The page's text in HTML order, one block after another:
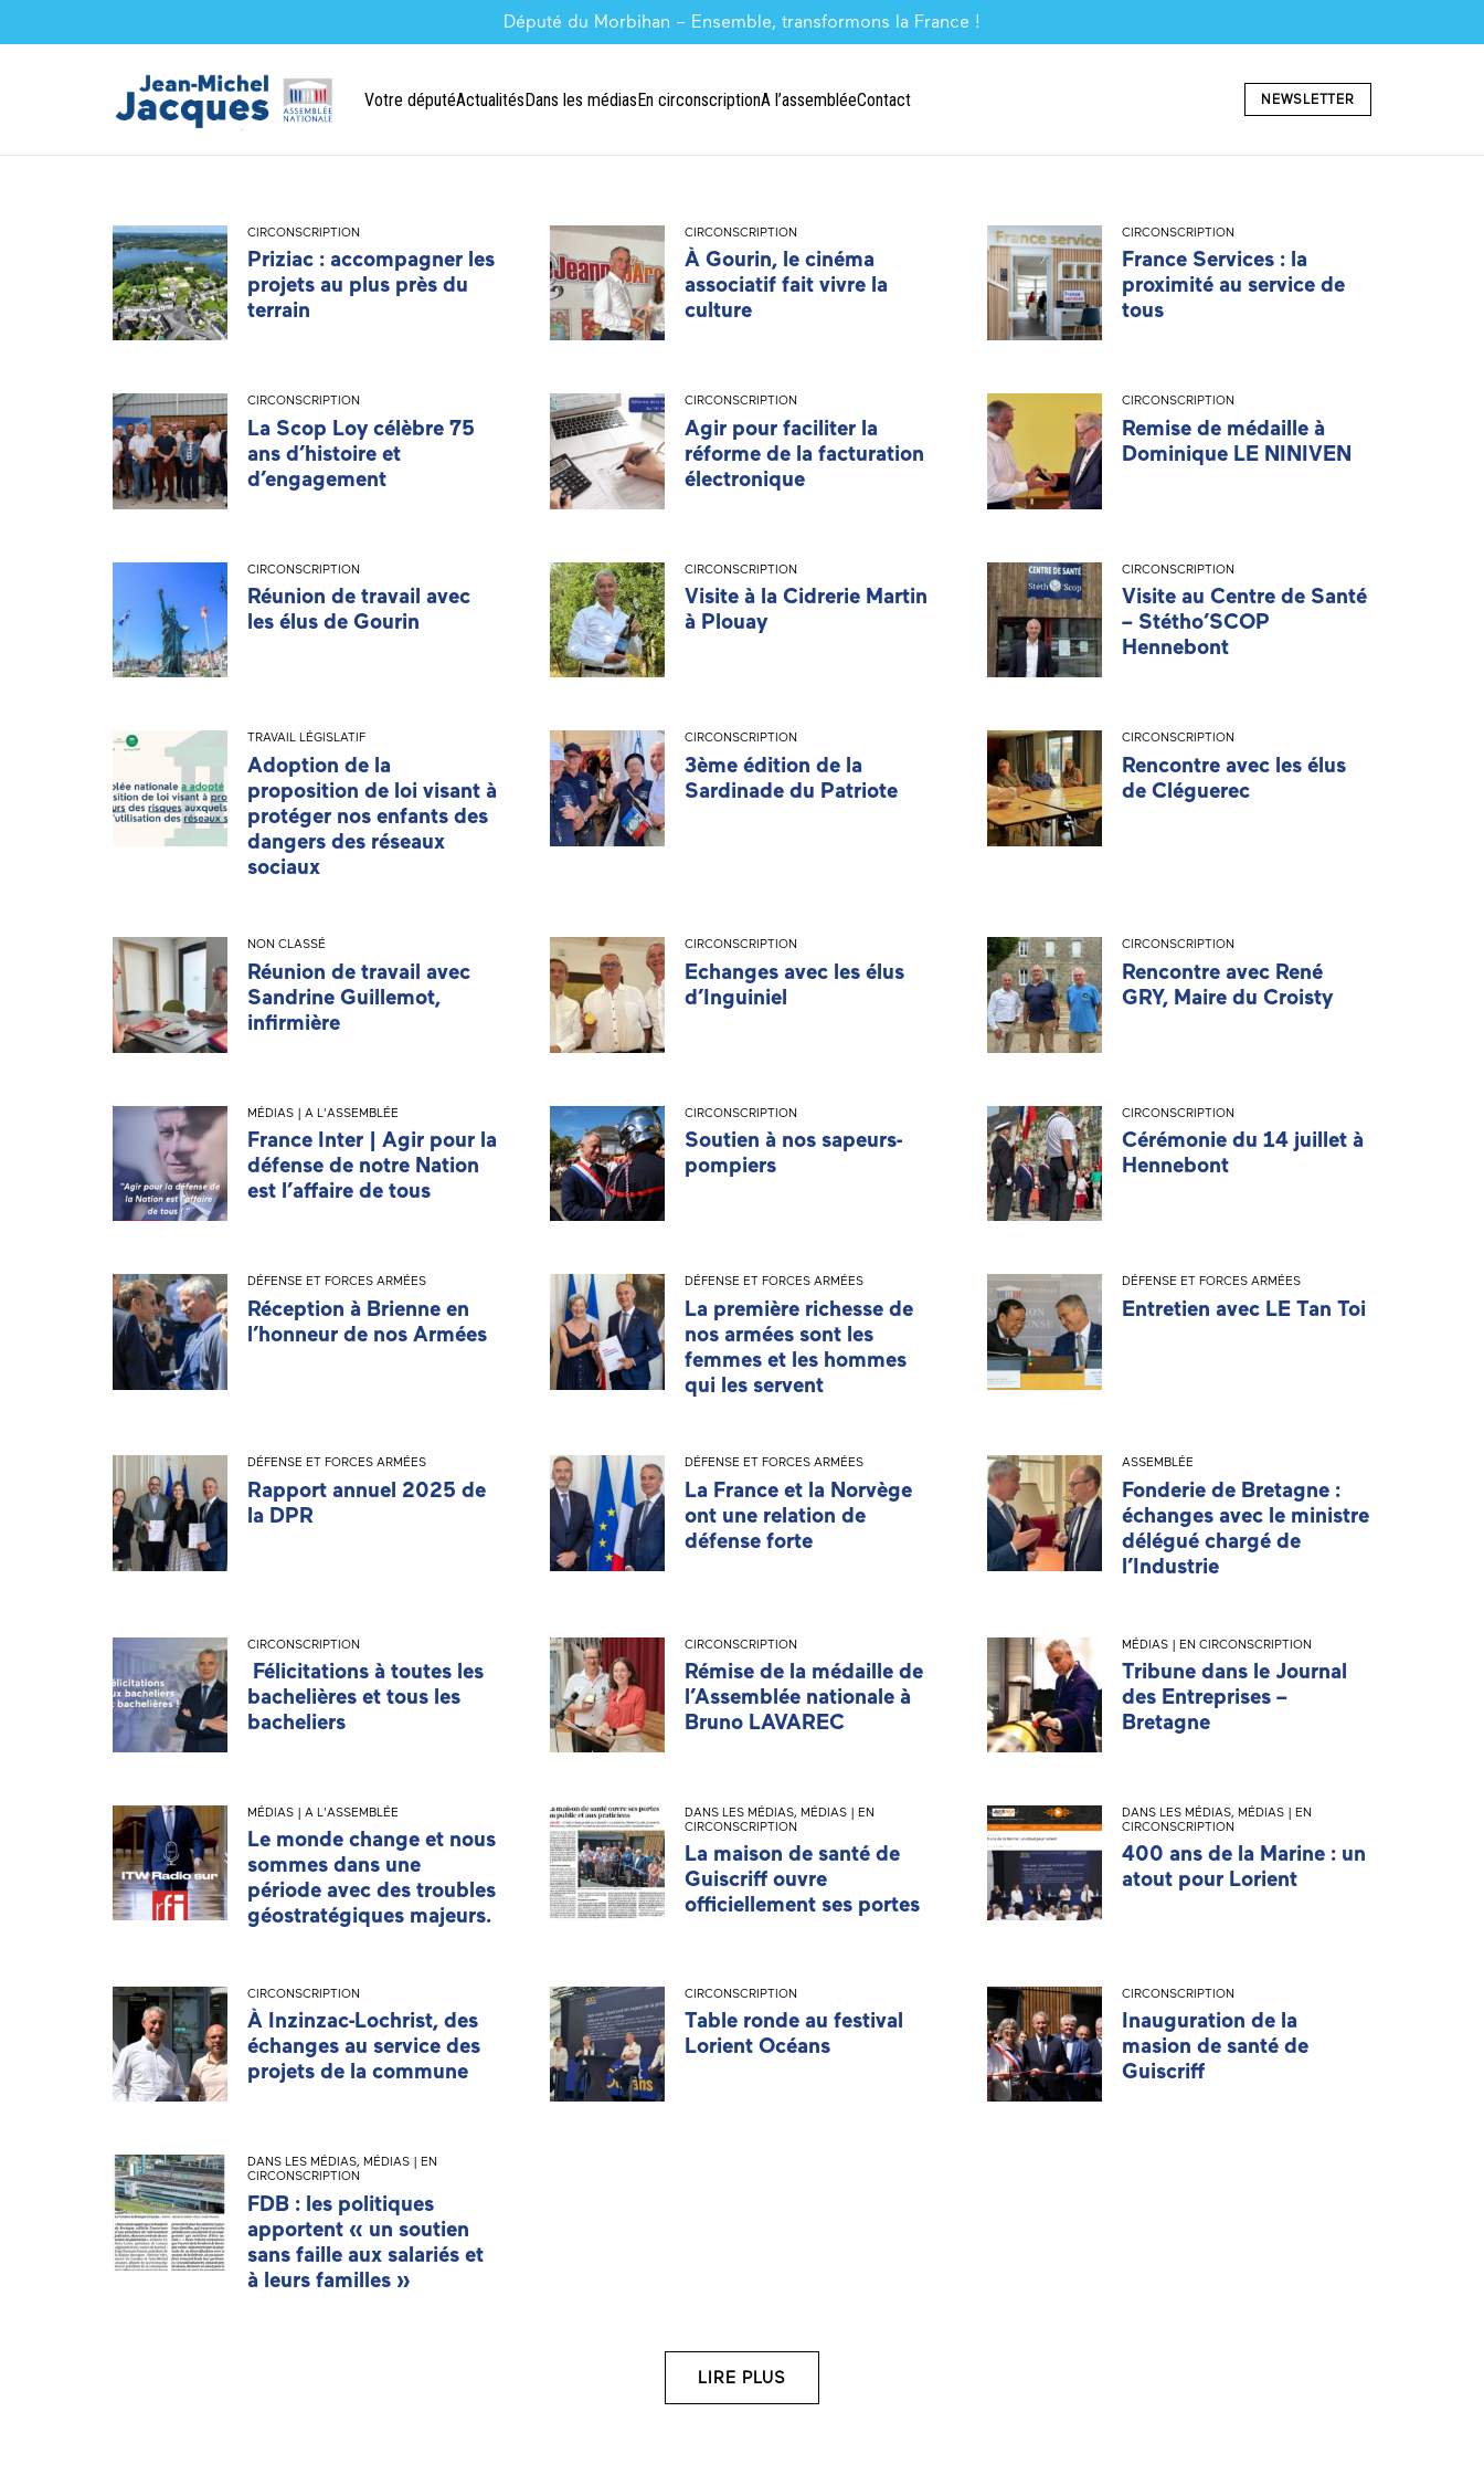
Député du Morbihan – Ensemble, transformons la France !
Votre députéActualitésDans les médiasEn circonscriptionA l’assembléeContact NEWSLETTER
CIRCONSCRIPTION
Priziac : accompagner les
projets au plus près du
terrain
CIRCONSCRIPTION
À Gourin, le cinéma
associatif fait vivre la
culture
CIRCONSCRIPTION
France Services : la
proximité au service de
tous
CIRCONSCRIPTION
La Scop Loy célèbre 75
ans d’histoire et
d’engagement
CIRCONSCRIPTION
Agir pour faciliter la
réforme de la facturation
électronique
CIRCONSCRIPTION
Remise de médaille à
Dominique LE NINIVEN
CIRCONSCRIPTION
Réunion de travail avec
les élus de Gourin
CIRCONSCRIPTION
Visite à la Cidrerie Martin
à Plouay
CIRCONSCRIPTION
Visite au Centre de Santé
– Stétho’SCOP
Hennebont
TRAVAIL LÉGISLATIF
Adoption de la
proposition de loi visant à
protéger nos enfants des
dangers des réseaux
sociaux
CIRCONSCRIPTION
3ème édition de la
Sardinade du Patriote
CIRCONSCRIPTION
Rencontre avec les élus
de Cléguerec
NON CLASSÉ
Réunion de travail avec
Sandrine Guillemot,
infirmière
CIRCONSCRIPTION
Echanges avec les élus
d’Inguiniel
CIRCONSCRIPTION
Rencontre avec René
GRY, Maire du Croisty
MÉDIAS | A L'ASSEMBLÉE
France Inter | Agir pour la
défense de notre Nation
est l’affaire de tous
CIRCONSCRIPTION
Soutien à nos sapeurs-
pompiers
CIRCONSCRIPTION
Cérémonie du 14 juillet à
Hennebont
DÉFENSE ET FORCES ARMÉES
Réception à Brienne en
l’honneur de nos Armées
DÉFENSE ET FORCES ARMÉES
La première richesse de
nos armées sont les
femmes et les hommes
qui les servent
DÉFENSE ET FORCES ARMÉES
Entretien avec LE Tan Toi
DÉFENSE ET FORCES ARMÉES
Rapport annuel 2025 de
la DPR
DÉFENSE ET FORCES ARMÉES
La France et la Norvège
ont une relation de
défense forte
ASSEMBLÉE
Fonderie de Bretagne :
échanges avec le ministre
délégué chargé de
l’Industrie
CIRCONSCRIPTION
Félicitations à toutes les
bachelières et tous les
bacheliers
CIRCONSCRIPTION
Rémise de la médaille de
l’Assemblée nationale à
Bruno LAVAREC
MÉDIAS | EN CIRCONSCRIPTION
Tribune dans le Journal
des Entreprises –
Bretagne
MÉDIAS | A L'ASSEMBLÉE
Le monde change et nous
sommes dans une
période avec des troubles
géostratégiques majeurs.
DANS LES MÉDIAS, MÉDIAS | EN
CIRCONSCRIPTION
La maison de santé de
Guiscriff ouvre
officiellement ses portes
DANS LES MÉDIAS, MÉDIAS | EN
CIRCONSCRIPTION
400 ans de la Marine : un
atout pour Lorient
CIRCONSCRIPTION
À Inzinzac-Lochrist, des
échanges au service des
projets de la commune
CIRCONSCRIPTION
Table ronde au festival
Lorient Océans
CIRCONSCRIPTION
Inauguration de la
masion de santé de
Guiscriff
DANS LES MÉDIAS, MÉDIAS | EN
CIRCONSCRIPTION
FDB : les politiques
apportent « un soutien
sans faille aux salariés et
à leurs familles »
LIRE PLUS